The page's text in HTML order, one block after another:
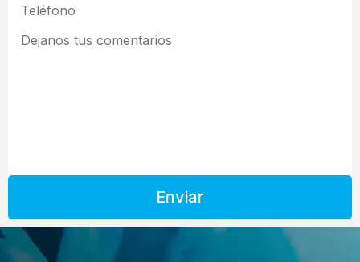
Enviar